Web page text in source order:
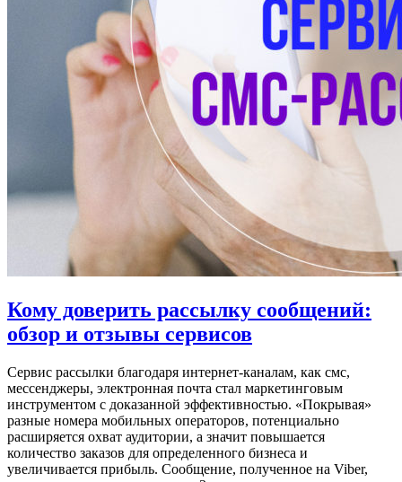
Кому доверить рассылку сообщений:
обзор и отзывы сервисов
Сервис рассылки благодаря интернет-каналам, как смс,
мессенджеры, электронная почта стал маркетинговым
инструментом с доказанной эффективностью. «Покрывая»
разные номера мобильных операторов, потенциально
расширяется охват аудитории, а значит повышается
количество заказов для определенного бизнеса и
увеличивается прибыль. Сообщение, полученное на Viber,